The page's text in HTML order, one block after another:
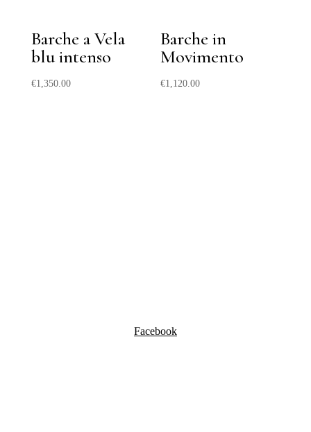
Barche a Vela
blu intenso
€1,350.00
Barche in
Movimento
€1,120.00
Facebook